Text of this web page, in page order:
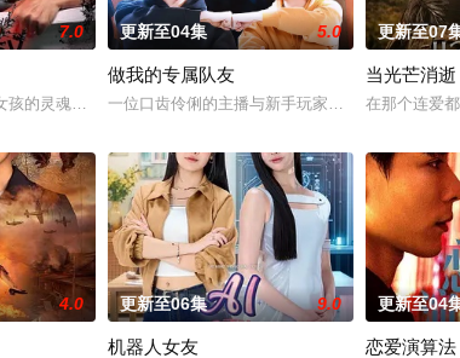
。为了证明自己的清白、挽回声誉，他们踏上了一场惊险刺激、
7.0
孩的灵魂附到珊瑚上的故事。
更新至04集 5.0
做我的专属队友
一位口齿伶俐的主播与新手玩家！顶级主播Thi追
更新至07
当光芒消逝
在那个连爱
4.0 更新至06集 9.0
机器人女友
更新至04
恋爱演算法